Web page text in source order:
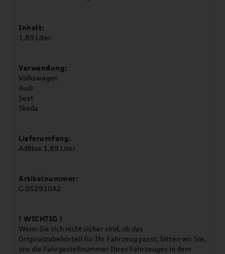
Inhalt:
1,89 Liter
Verwendung:
Volkswagen
Audi
Seat
Skoda
Lieferumfang:
AdBlue 1,89 Liter
Artikelnummer:
G 052910A2
! WICHTIG !
Wenn Sie sich nicht sicher sind, ob das
Originalzubehörteil für Ihr Fahrzeug passt, bitten wir Sie,
uns die Fahrgestellnummer Ihres Fahrzeuges in dem